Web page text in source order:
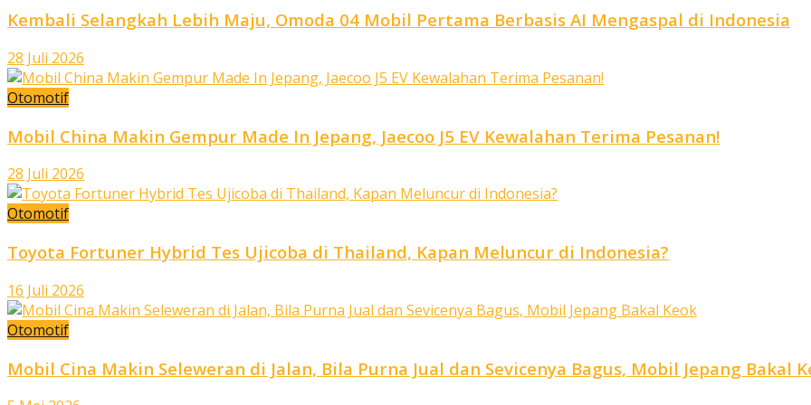
Kembali Selangkah Lebih Maju, Omoda 04 Mobil Pertama Berbasis AI Mengaspal di Indonesia
28 Juli 2026
Otomotif
Mobil China Makin Gempur Made In Jepang, Jaecoo J5 EV Kewalahan Terima Pesanan!
28 Juli 2026
Otomotif
Toyota Fortuner Hybrid Tes Ujicoba di Thailand, Kapan Meluncur di Indonesia?
16 Juli 2026
Otomotif
Mobil Cina Makin Seleweran di Jalan, Bila Purna Jual dan Sevicenya Bagus, Mobil Jepang Bakal